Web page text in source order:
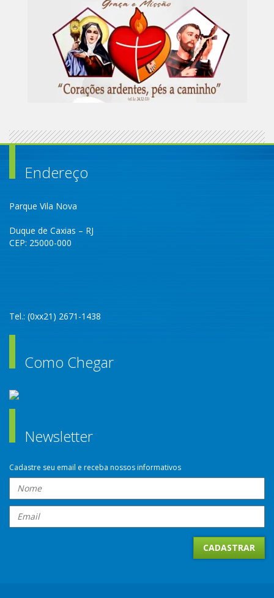
Endereço
Parque Vila Nova
Duque de Caxias – RJ
CEP: 25000-000
Tel.: (0xx21) 2671-1438
Como Chegar
Newsletter
Cadastre seu email e receba nossos informativos